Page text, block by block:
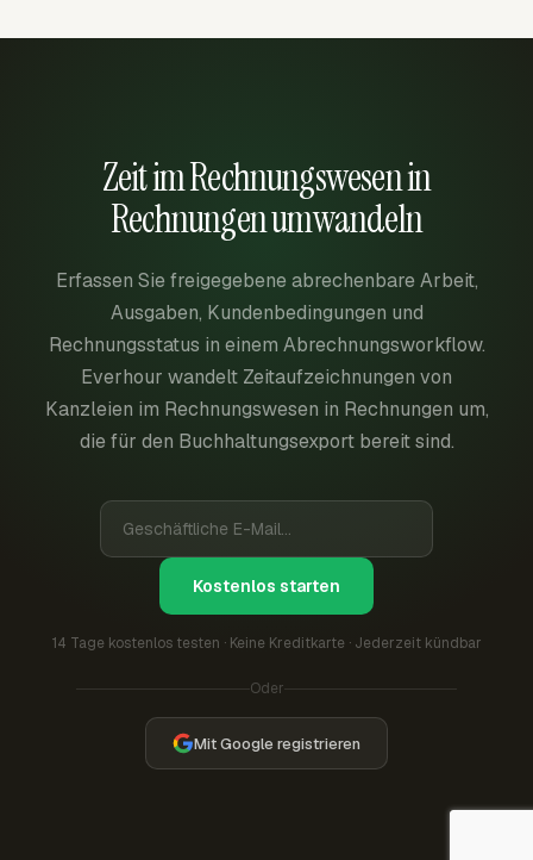
Zeit im Rechnungswesen in
Rechnungen umwandeln
Erfassen Sie freigegebene abrechenbare Arbeit,
Ausgaben, Kundenbedingungen und
Rechnungsstatus in einem Abrechnungsworkflow.
Everhour wandelt Zeitaufzeichnungen von
Kanzleien im Rechnungswesen in Rechnungen um,
die für den Buchhaltungsexport bereit sind.
Kostenlos starten
14 Tage kostenlos testen · Keine Kreditkarte · Jederzeit kündbar
Oder
Mit Google registrieren